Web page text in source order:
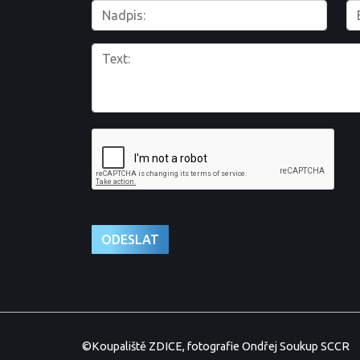
©Koupaliště ZDICE, fotografie Ondřej Soukup SCCR